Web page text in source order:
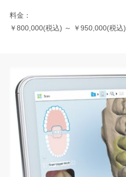
料金：
￥800,000(税込) ～ ￥950,000(税込)